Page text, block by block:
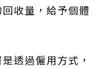
收量，給予個體
透過僱用方式，